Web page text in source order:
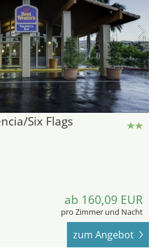
Six Flags
ab 160,09 EUR
pro Zimmer und Nacht
zum Angebot